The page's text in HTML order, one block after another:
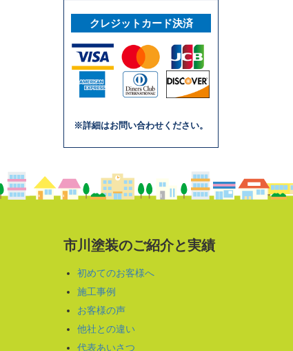
クレジットカード決済
※詳細はお問い合わせください。
市川塗装のご紹介と実績
初めてのお客様へ
施工事例
お客様の声
他社との違い
代表あいさつ